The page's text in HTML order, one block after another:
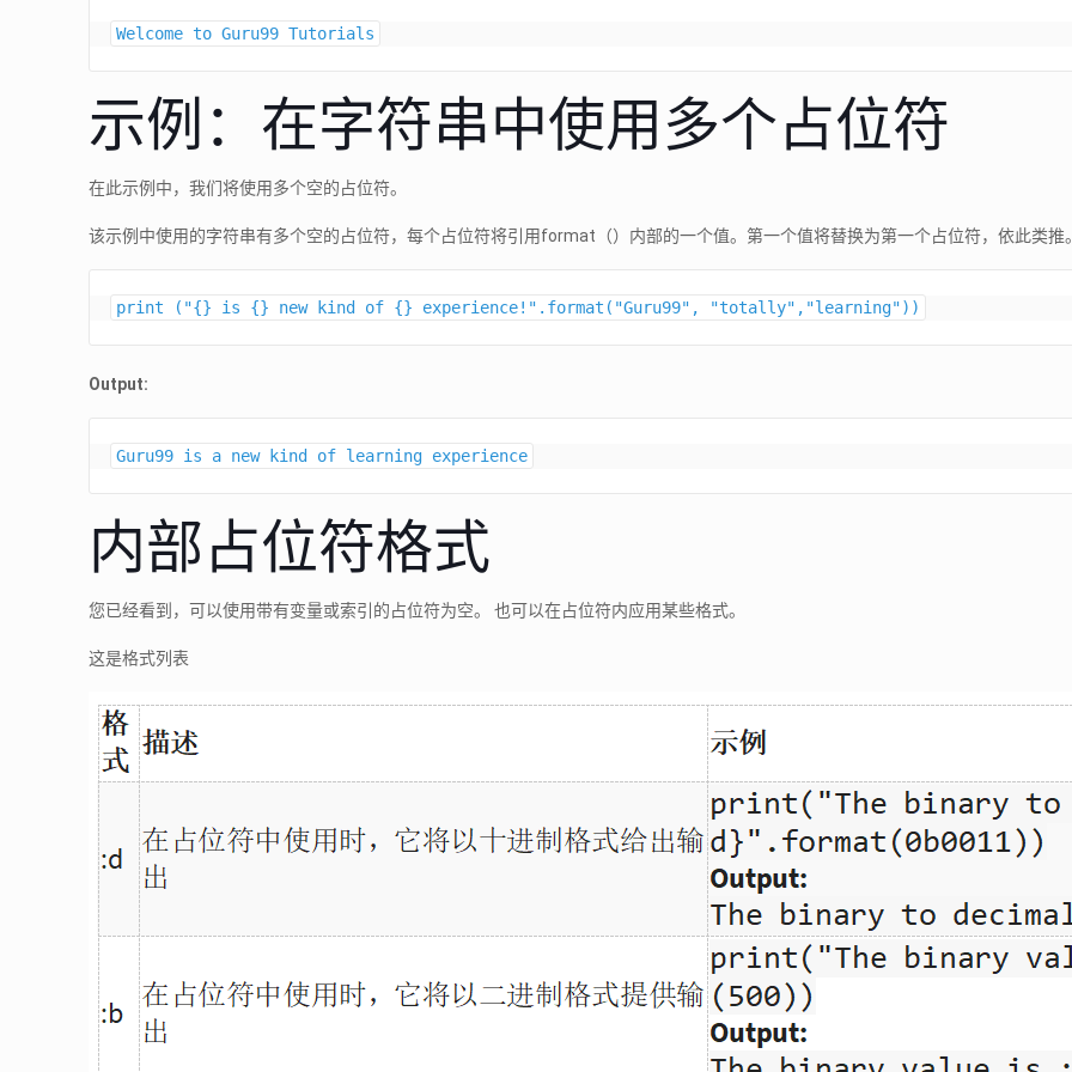
Welcome to Guru99 Tutorials
示例：在字符串中使用多个占位符
在此示例中，我们将使用多个空的占位符。
该示例中使用的字符串有多个空的占位符，每个占位符将引用format（）内部的一个值。第一个值将替换为第一个占位符，依此类推
Output:
Guru99 is a new kind of learning experience
内部占位符格式
您已经看到，可以使用带有变量或索引的占位符为空。 也可以在占位符内应用某些格式。
这是格式列表